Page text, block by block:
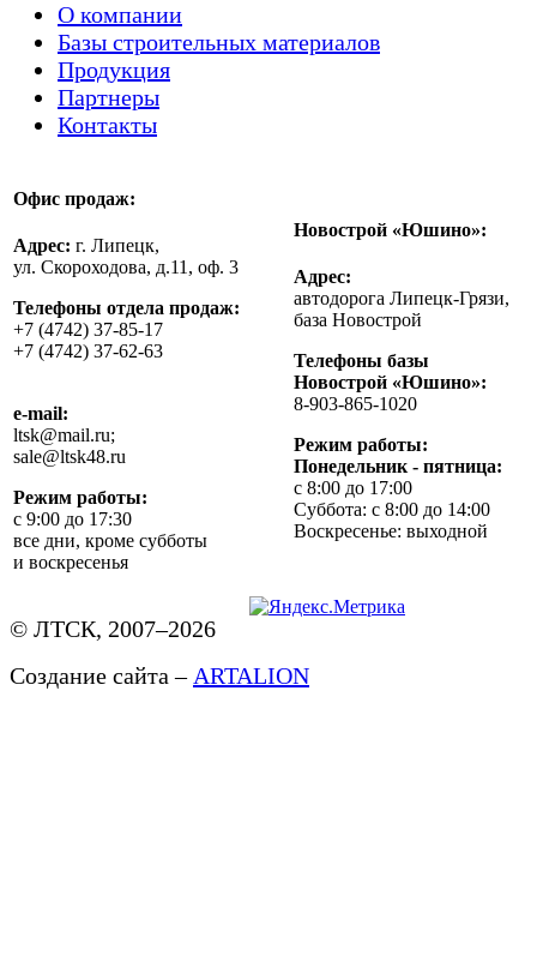
О компании
Базы строительных материалов
Продукция
Партнеры
Контакты
Офис продаж:
Адрес: г. Липецк,
ул. Скороходова, д.11, оф. 3
Телефоны отдела продаж:
+7 (4742) 37-85-17
+7 (4742) 37-62-63
e-mail:
ltsk@mail.ru;
sale@ltsk48.ru
Режим работы:
с 9:00 до 17:30
все дни, кроме субботы
и воскресенья
Новострой «Юшино»:
Адрес:
автодорога Липецк-Грязи,
база Новострой
Телефоны базы
Новострой «Юшино»:
8-903-865-1020
Режим работы:
Понедельник - пятница:
с 8:00 до 17:00
Суббота: с 8:00 до 14:00
Воскресенье: выходной
© ЛТСК, 2007–2026
Создание сайта –ARTALION